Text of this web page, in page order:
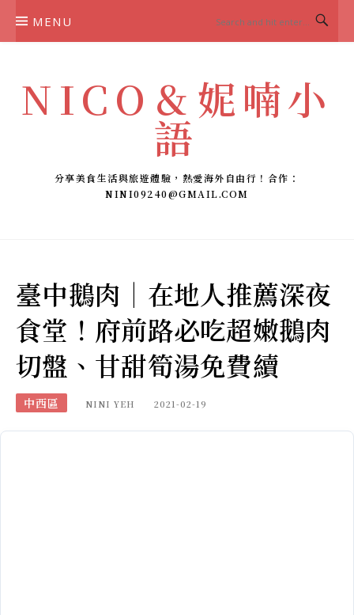
MENU
NICO＆妮喃小
語
分享美食生活與旅遊體驗，熱愛海外自由行！合作：
NINI09240@GMAIL.COM
臺中鵝肉｜在地人推薦深夜
食堂！府前路必吃超嫩鵝肉
切盤、甘甜筍湯免費續
中西區 NINI YEH 2021-02-19